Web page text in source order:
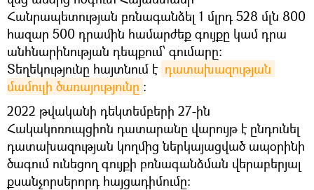
Հանրապետության բռնագանձել 1 մլրդ 528 մլն 800
հազար 500 դրամին համարժեք գույքը կամ դրա
անհնարինության դեպքում՝ գումարը:
Տեղեկությունը հայտնում է դատախազության
մամուլի ծառայությունը ։
2022 թվականի դեկտեմբերի 27‑ին
Հակակոռուպցիոն դատարանը վարույթ է ընդունել
դատախազության կողմից ներկայացված ապօրինի
ծագում ունեցող գույքի բռնագանձման վերաբերյալ
քսանչորսերորդ հայցադիմումը: